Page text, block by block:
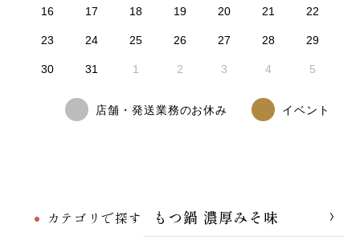
カテゴリで探す
もつ鍋 濃厚みそ味
16 17 18 19 20 21 22
23 24 25 26 27 28 29
30 31 1 2 3 4 5
店舗・発送業務のお休み イベント